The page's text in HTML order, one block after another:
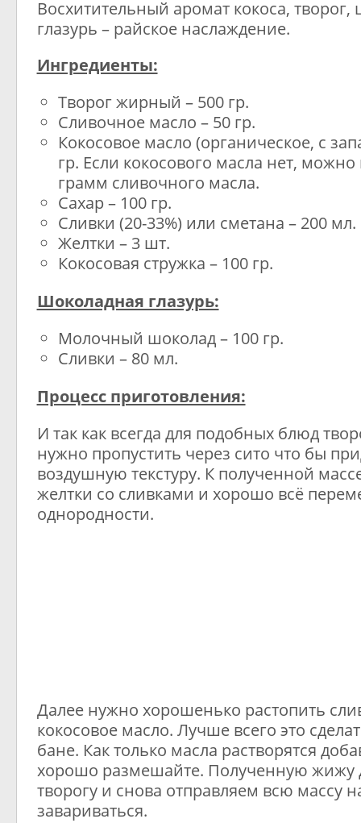
Восхитительный аромат кокоса, творог,
глазурь – райское наслаждение.
Ингредиенты:
Творог жирный – 500 гр.
Сливочное масло – 50 гр.
Кокосовое масло (органическое, с
гр. Если кокосового масла нет,
грамм сливочного масла.
Сахар – 100 гр.
Сливки (20-33%) или сметана – 200 мл.
Желтки – 3 шт.
Кокосовая стружка – 100 гр.
Шоколадная глазурь:
Молочный шоколад – 100 гр.
Сливки – 80 мл.
Процесс приготовления:
И так как всегда для подобных блюд
нужно пропустить через сито что бы
воздушную текстуру. К полученной
желтки со сливками и хорошо всё
однородности.
Далее нужно хорошенько растопить
кокосовое масло. Лучше всего это
бане. Как только масла растворятся
хорошо размешайте. Полученную жижу
творогу и снова отправляем всю массу
завариваться.